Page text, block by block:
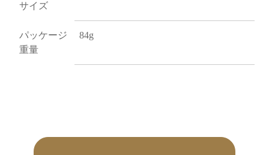
サイズ
パッケージ
重量
84g